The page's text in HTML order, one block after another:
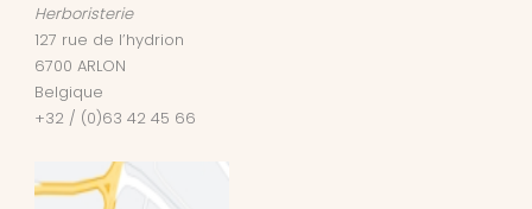
Herboristerie
127 rue de l’hydrion
6700 ARLON
Belgique
+32 / (0)63 42 45 66